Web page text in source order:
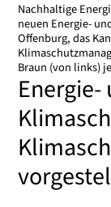
Nachhaltige
neuen Energie-
Offenburg, das
Braun (von links)
Energie-